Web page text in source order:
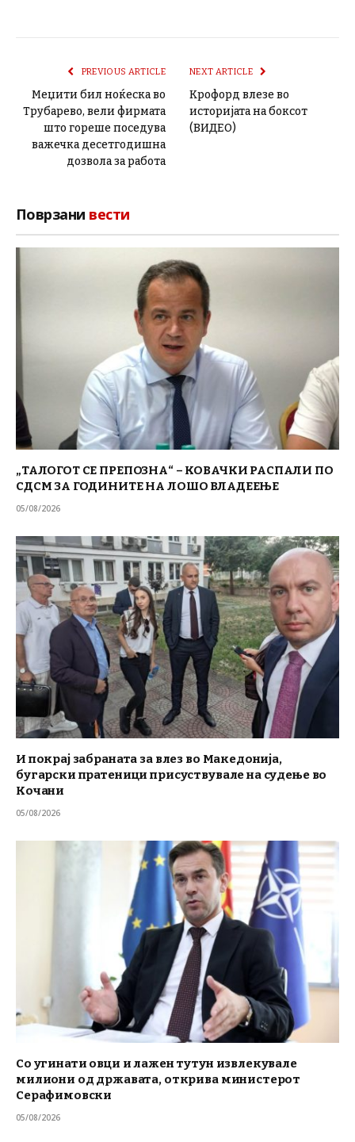
PREVIOUS ARTICLE
Меџити бил ноќеска во
Трубарево, вели фирмата
што гореше поседува
важечка десетгодишна
дозвола за работа
NEXT ARTICLE
Крофорд влезе во
историјата на боксот
(ВИДЕО)
Поврзани вести
„ТАЛОГОТ СЕ ПРЕПОЗНА“ – КОВАЧКИ РАСПАЛИ ПО
СДСМ ЗА ГОДИНИТЕ НА ЛОШО ВЛАДЕЕЊЕ
05/08/2026
И покрај забраната за влез во Македонија,
бугарски пратеници присуствувале на судење во
Кочани
05/08/2026
Со угинати овци и лажен тутун извлекувале
милиони од државата, открива министерот
Серафимовски
05/08/2026